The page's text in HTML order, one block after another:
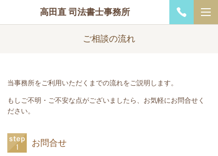
高田直 司法書士事務所
ご相談の流れ
当事務所をご利用いただくまでの流れをご説明します。
もしご不明・ご不安な点がございましたら、お気軽にお問合せく
ださい。
お問合せ